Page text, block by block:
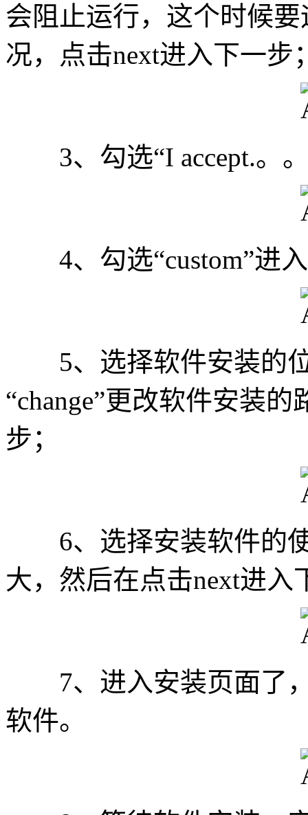
会阻止运行，这个时候
况，点击next进入下一步
3、勾选“I accept.。。
4、勾选“custom”进
5、选择软件安装的位
“change”更改软件安装
步；
6、选择安装软件的使
大，然后在点击next进入
7、进入安装页面了，
软件。